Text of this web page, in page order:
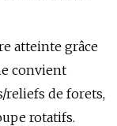
atteinte grâce
convient
reliefs de forets,
rotatifs.